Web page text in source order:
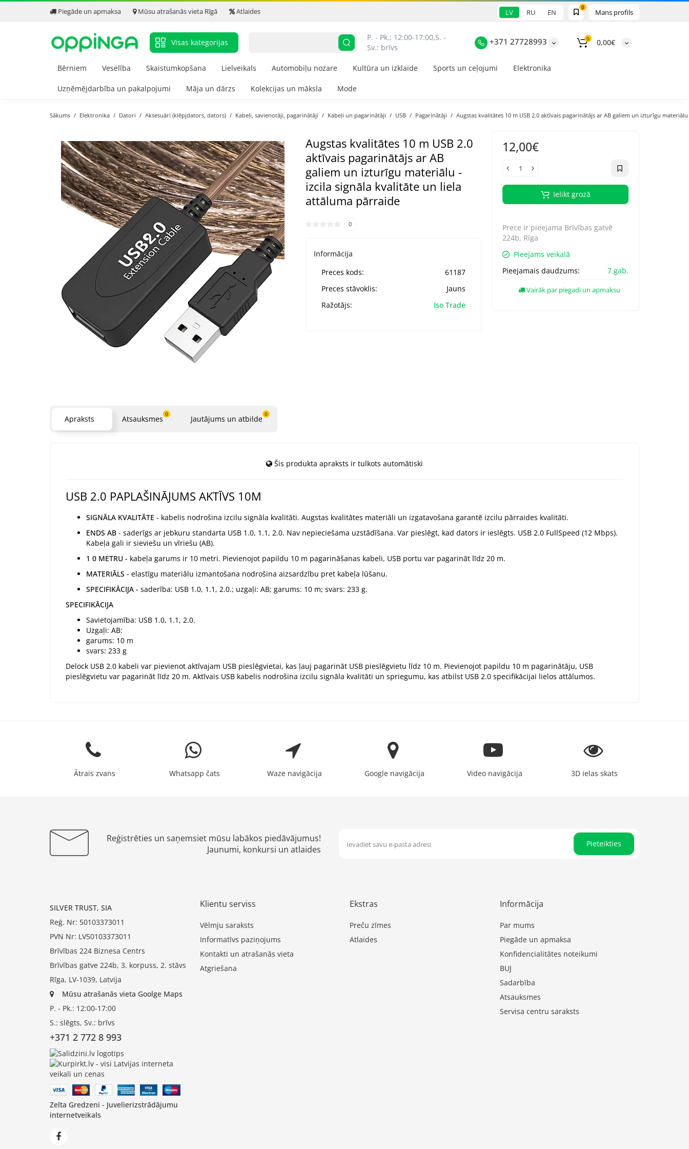
Piegāde un apmaksa Mūsu atrašanās vieta Rīgā Atlaides Mans profils
0
LV RU EN
Visas kategorijas
P. - Pk.: 12:00-17:00,S. -
Sv.: brīvs
+371 27728993 0 0,00€
Bērniem Veselība Skaistumkopšana Lielveikals Automobiļu nozare Kultūra un izklaide Sports un ceļojumi Elektronika
Uzņēmējdarbība un pakalpojumi Māja un dārzs Kolekcijas un māksla Mode
Sākums Elektronika Datori Aksesuāri (klēpjdators, dators) Kabeļi, savienotāji, pagarinātāji Kabeļi un pagarinātāji USB Pagarinātāji Augstas kvalitātes 10 m USB 2.0 aktīvais pagarinātājs ar AB galiem un izturīgu
Augstas kvalitātes 10 m USB 2.0
aktīvais pagarinātājs ar AB
galiem un izturīgu materiālu -
izcila signāla kvalitāte un liela
attāluma pārraide
0
Informācija
Preces kods:
61187
Preces stāvoklis:
Jauns
Ražotājs:
Iso Trade
12,00€
Ielikt grozā
Prece ir pieejama Brīvības gatvē
224b, Rīga
Pieejams veikalā
Pieejamais daudzums:
7 gab.
Vairāk par piegadi un apmaksu
Apraksts Atsauksmes 0 Jautājums un atbilde 0
Šis produkta apraksts ir tulkots automātiski
USB 2.0 PAPLAŠINĀJUMS AKTĪVS 10M
SIGNĀLA KVALITĀTE - kabelis nodrošina izcilu signāla kvalitāti. Augstas kvalitātes materiāli un izgatavošana garantē izcilu pārraides kvalitāti.
ENDS AB - saderīgs ar jebkuru standarta USB 1.0, 1.1, 2.0. Nav nepieciešama uzstādīšana. Var pieslēgt, kad dators ir ieslēgts. USB 2.0 FullSpeed (12 Mbps).
Kabeļa gali ir sieviešu un vīriešu (AB).
1 0 METRU - kabeļa garums ir 10 metri. Pievienojot papildu 10 m pagarināšanas kabeli, USB portu var pagarināt līdz 20 m.
MATERIĀLS - elastīgu materiālu izmantošana nodrošina aizsardzību pret kabeļa lūšanu.
SPECIFIKĀCIJA - saderība: USB 1.0, 1.1, 2.0.; uzgaļi: AB; garums: 10 m; svars: 233 g.
SPECIFIKĀCIJA
Savietojamība: USB 1.0, 1.1, 2.0.
Uzgaļi: AB:
garums: 10 m
svars: 233 g
Delock USB 2.0 kabeli var pievienot aktīvajam USB pieslēgvietai, kas ļauj pagarināt USB pieslēgvietu līdz 10 m. Pievienojot papildu 10 m pagarinātāju, USB
pieslēgvietu var pagarināt līdz 20 m. Aktīvais USB kabelis nodrošina izcilu signāla kvalitāti un spriegumu, kas atbilst USB 2.0 specifikācijai lielos attālumos.
Ātrais zvans Whatsapp čats Waze navigācija Google navigācija Video navigācija 3D ielas skats
Reģistrēties un saņemsiet mūsu labākos piedāvājumus!
Jaunumi, konkursi un atlaides
Pieteikties
SILVER TRUST, SIA
Reģ. Nr: 50103373011
PVN Nr: LV50103373011
Brīvības 224 Biznesa Centrs
Brīvības gatve 224b, 3. korpuss, 2. stāvs
Rīga, LV-1039, Latvija
Mūsu atrašanās vieta Goolge Maps
P. - Pk.: 12:00-17:00
S.: slēgts, Sv.: brīvs
+371 2 772 8 993
Zelta Gredzeni - Juvelierizstrādājumu
internetveikals
Klientu serviss
Vēlmju saraksts
Informatīvs paziņojums
Kontakti un atrašanās vieta
Atgriešana
Ekstras
Preču zīmes
Atlaides
Informācija
Par mums
Piegāde un apmaksa
Konfidencialitātes noteikumi
BUJ
Sadarbība
Atsauksmes
Servisa centru saraksts